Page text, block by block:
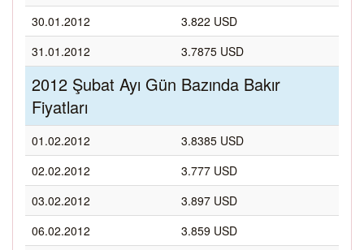
30.01.2012
3.822 USD
31.01.2012
3.7875 USD
2012 Şubat Ayı Gün Bazında Bakır
Fiyatları
01.02.2012
3.8385 USD
02.02.2012
3.777 USD
03.02.2012
3.897 USD
06.02.2012
3.859 USD